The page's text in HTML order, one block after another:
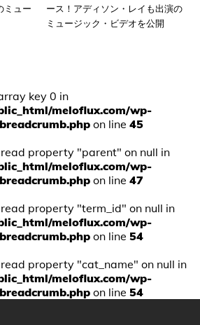
ミュー
ース！アディソン・レイも出演の
ミュージック・ビデオを公開
key 0 in
meloflux.com/wp-
on line 45
property "parent" on null in
meloflux.com/wp-
on line 47
property "term_id" on null in
meloflux.com/wp-
on line 54
property "cat_name" on null in
meloflux.com/wp-
on line 54